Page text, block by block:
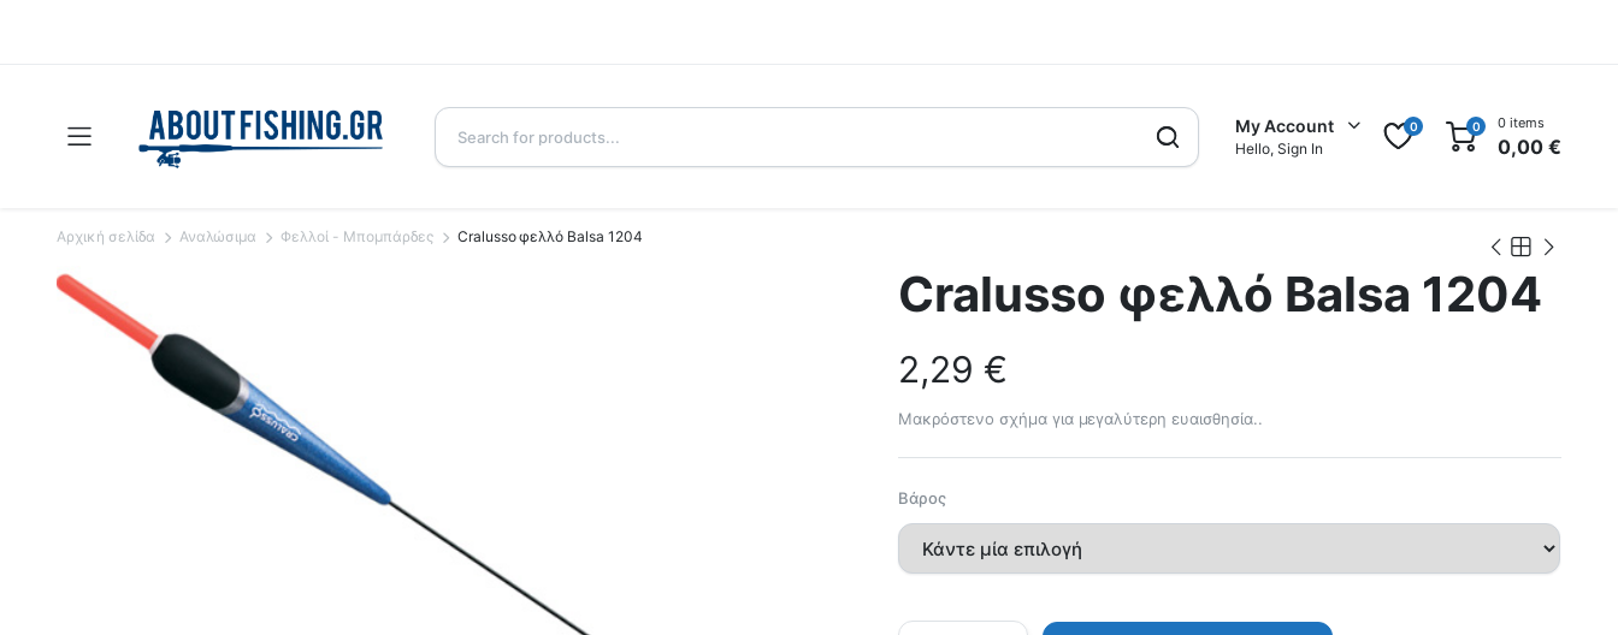
My Account
Hello, Sign In
0 0 0 items
0,00€
Αρχική σελίδα Αναλώσιμα Φελλοί - Μπομπάρδες Cralusso φελλό Balsa 1204
Cralusso φελλό Balsa 1204
2,29 €
Μακρόστενο σχήμα για μεγαλύτερη ευαισθησία..
Βάρος